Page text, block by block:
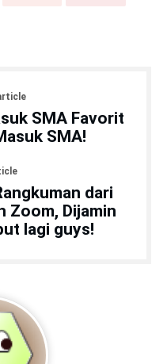
SMA Favorit
SMA!
dari
Zoom, Dijamin
lagi guys!